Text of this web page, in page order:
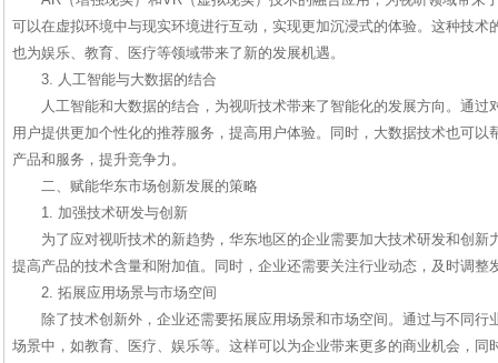
可以在虚拟环境中与现实环境进行互动，实现更加沉浸式的体验。这种技术
也为娱乐、教育、医疗等领域带来了新的发展机遇。
3. 人工智能与大数据的结合
人工智能和大数据的结合，为视听技术带来了智能化的发展方向。通
用户提供更加个性化的推荐服务，提高用户体验。同时，大数据技术也可以
产品和服务，提升竞争力。
二、赋能华东市场创新发展的策略
1. 加强技术研发与创新
为了应对视听技术的新趋势，华东地区的企业需要加大技术研发和创新
提高产品的技术含量和附加值。同时，企业还需要关注行业动态，及时调整
2. 拓展应用场景与市场空间
除了技术创新外，企业还需要拓展应用场景和市场空间。通过与不同行
场景中，如教育、医疗、娱乐等。这样可以为企业带来更多的商业机会，同